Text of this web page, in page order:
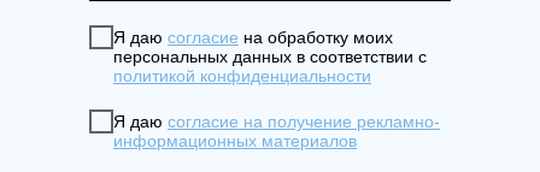
Я даю согласие на обработку моих
персональных данных в соответствии с
политикой конфиденциальности
Я даю согласие на получение рекламно-
информационных материалов